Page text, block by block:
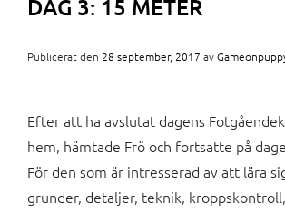
DAG 3: 15 METER
Publicerat den 28 september, 2017 av
Efter att ha avslutat dagens
hem, hämtade Frö och fortsatte på
För den som är intresserad av att lära
grunder, detaljer, teknik,